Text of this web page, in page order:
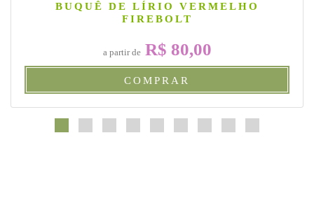
BUQUÊ DE LÍRIO VERMELHO
FIREBOLT
a partir deR$ 80,00
COMPRAR